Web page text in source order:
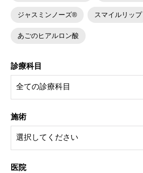
ジャスミンノーズ® スマイルリップ
あごのヒアルロン酸
診療科目
施術
医院